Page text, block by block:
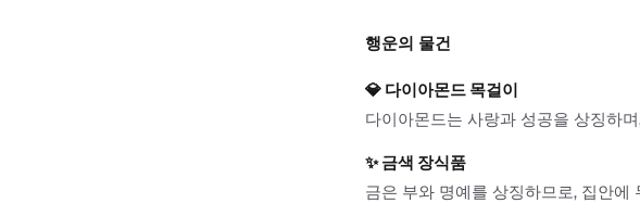
행운의 물건
💎 다이아몬드 목걸이
다이아몬드는 사랑과 성공을 상징하
✨금색 장식품
금은 부와 명예를 상징하므로, 집안에